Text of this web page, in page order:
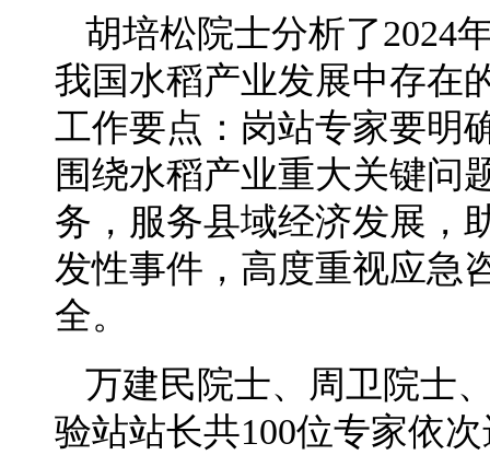
胡培松院士分析了2024
我国水稻产业发展中存在
工作要点：岗站专家要明
围绕水稻产业重大关键问
务，服务县域经济发展，
发性事件，高度重视应急
全。
万建民院士、周卫院士
验站站长共100位专家依